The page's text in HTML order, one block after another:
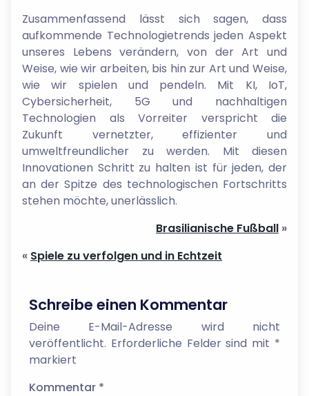
Zusammenfassend lässt sich sagen, dass
aufkommende Technologietrends jeden Aspekt
unseres Lebens verändern, von der Art und
Weise, wie wir arbeiten, bis hin zur Art und Weise,
wie wir spielen und pendeln. Mit KI, IoT,
Cybersicherheit, 5G und nachhaltigen
Technologien als Vorreiter verspricht die
Zukunft vernetzter, effizienter und
umweltfreundlicher zu werden. Mit diesen
Innovationen Schritt zu halten ist für jeden, der
an der Spitze des technologischen Fortschritts
stehen möchte, unerlässlich.
Brasilianische Fußball »
« Spiele zu verfolgen und in Echtzeit
Schreibe einen Kommentar
Deine E-Mail-Adresse wird nicht
veröffentlicht. Erforderliche Felder sind mit *
markiert
Kommentar *